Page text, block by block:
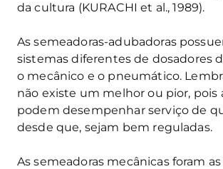
da cultura (KURACHI et al., 1989).
As semeadoras-adubadoras
sistemas diferentes de dosadores
o mecânico e o pneumático.
não existe um melhor ou pior, pois
podem desempenhar serviço de
desde que, sejam bem reguladas.
As semeadoras mecânicas foram